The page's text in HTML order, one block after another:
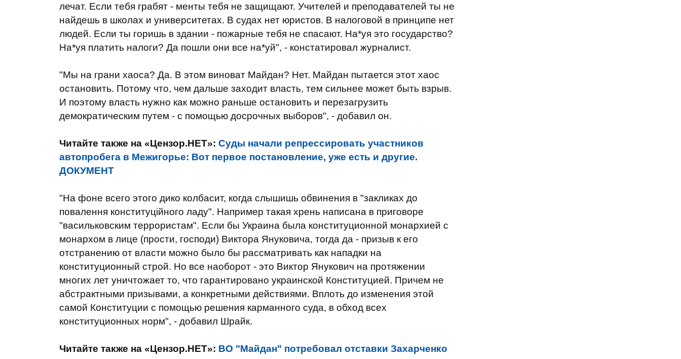
лечат. Если тебя грабят - менты тебя не защищают. Учителей и преподавателей ты не
найдешь в школах и университетах. В судах нет юристов. В налоговой в принципе нет
людей. Если ты горишь в здании - пожарные тебя не спасают. На*уя это государство?
На*уя платить налоги? Да пошли они все на*уй", - констатировал журналист.
"Мы на грани хаоса? Да. В этом виноват Майдан? Нет. Майдан пытается этот хаос
остановить. Потому что, чем дальше заходит власть, тем сильнее может быть взрыв.
И поэтому власть нужно как можно раньше остановить и перезагрузить
демократическим путем - с помощью досрочных выборов", - добавил он.
Читайте также на «Цензор.НЕТ»: Суды начали репрессировать участников
автопробега в Межигорье: Вот первое постановление, уже есть и другие.
ДОКУМЕНТ
"На фоне всего этого дико колбасит, когда слышишь обвинения в "закликах до
повалення конституційного ладу". Например такая хрень написана в приговоре
"васильковским террористам". Если бы Украина была конституционной монархией с
монархом в лице (прости, господи) Виктора Януковича, тогда да - призыв к его
отстранению от власти можно было бы рассматривать как нападки на
конституционный строй. Но все наоборот - это Виктор Янукович на протяжении
многих лет уничтожает то, что гарантировано украинской Конституцией. Причем не
абстрактными призывами, а конкретными действиями. Вплоть до изменения этой
самой Конституции с помощью решения карманного суда, в обход всех
конституционных норм", - добавил Шрайк.
Читайте также на «Цензор.НЕТ»: ВО "Майдан" потребовал отставки Захарченко